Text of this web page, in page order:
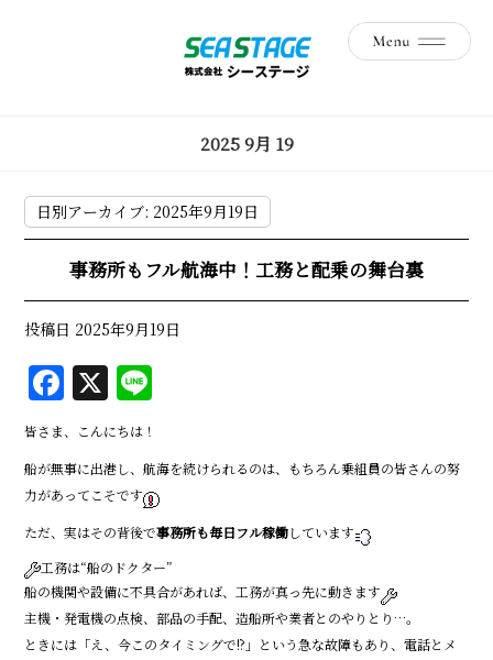
2025 9月 19
日別アーカイブ: 2025年9月19日
事務所もフル航海中！工務と配乗の舞台裏
投稿日 2025年9月19日
F
a
c
e
b
o
o
k
X
e
皆さま、こんにちは！
船が無事に出港し、航海を続けられるのは、もちろん乗組員の皆さんの努
力があってこそです
ただ、実はその背後で事務所も毎日フル稼働しています
工務は“船のドクター”
船の機関や設備に不具合があれば、工務が真っ先に動きます
主機・発電機の点検、部品の手配、造船所や業者とのやりとり…。
ときには「え、今このタイミングで!?」という急な故障もあり、電話とメ